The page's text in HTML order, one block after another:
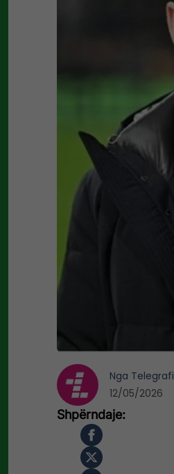
Nga Telegrafi
12/05/2026